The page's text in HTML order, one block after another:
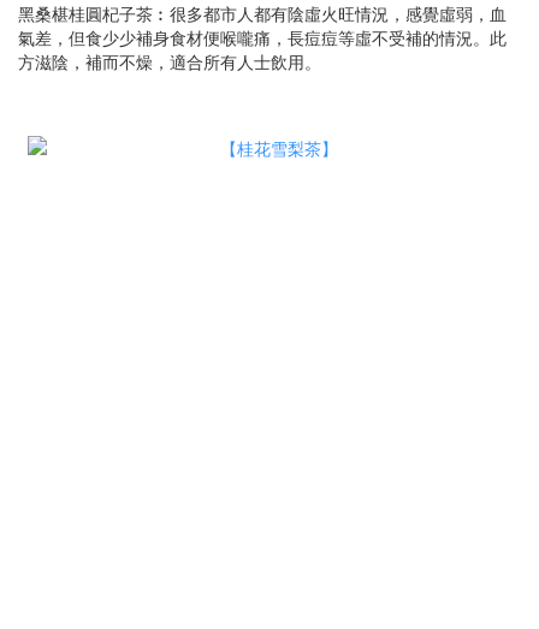
黑桑椹桂圓杞子茶︰很多都市人都有陰虛火旺情況，感覺虛弱，血
氣差，但食少少補身食材便喉嚨痛，長痘痘等虛不受補的情況。此
方滋陰，補而不燥，適合所有人士飲用。